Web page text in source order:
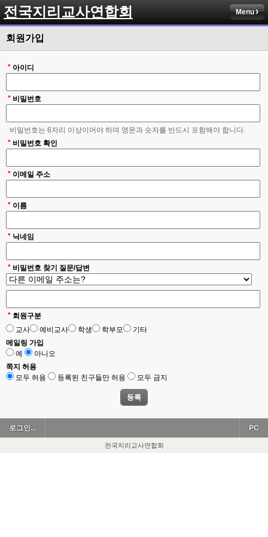
전국지리교사연합회 Menu
회원가입
아이디
*
비밀번호
*
비밀번호는 6자리 이상이어야 하며 영문과 숫자를 반드시 포함해야 합니다.
비밀번호 확인
*
* 이메일 주소
* 이름
* 닉네임
* 비밀번호 찾기 질문/답변
* 회원구분
교사
예비교사 학생 학부모
기타
메일링 가입
예
아니오
쪽지 허용
모두 허용
등록된 친구들만 허용 모두 금지
로그인... PC
전국지리교사연합회